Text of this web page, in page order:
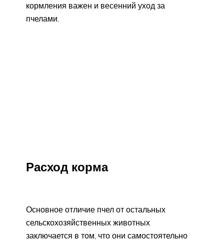
кормления важен и весенний уход за
пчелами.
Расход корма
Основное отличие пчел от остальных
сельскохозяйственных животных
заключается в том, что они самостоятельно